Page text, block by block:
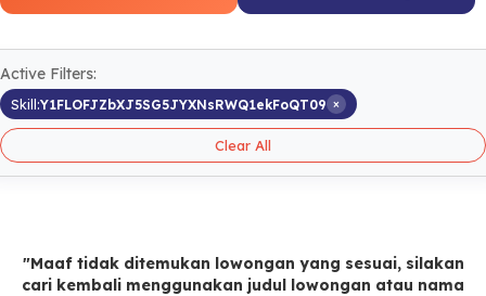
Active Filters:
Skill:Y1FLOFJZbXJ5SG5JYXNsRWQ1ekFoQT09 ×
Clear All
"Maaf tidak ditemukan lowongan yang sesuai, silakan
cari kembali menggunakan judul lowongan atau nama